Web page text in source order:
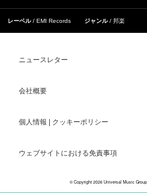
レーベル EMI Records ジャンル 邦楽
ニュースレター
会社概要
個人情報 | クッキーポリシー
ウェブサイトにおける免責事項
© Copyright 2026 Universal Music